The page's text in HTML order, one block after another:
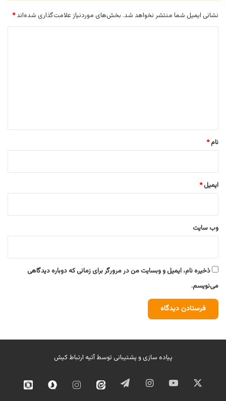
نشانی ایمیل شما منتشر نخواهد شد. بخش‌های موردنیاز علامت‌گذاری شده‌اند*
نام*
ایمیل*
وب‌ سایت
ذخیره نام، ایمیل و وبسایت من در مرورگر برای زمانی که دوباره دیدگاهی
می‌نویسم.
پیاده سازی و پشتیبانی توسطآتیه ارتباط کیش
ایکس یوتیوب اینستاگرامتلگرام ایتا اینستاگرامسروش